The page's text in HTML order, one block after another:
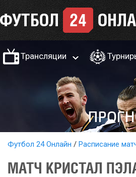
Трансляции
Футбол 24 Онлайн Расписание
МАТЧ КРИСТАЛ